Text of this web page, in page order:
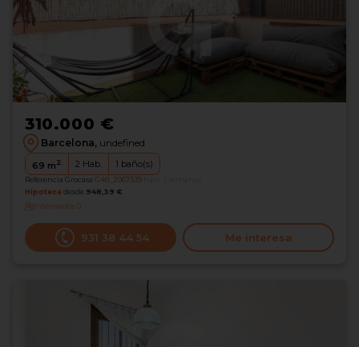
310.000 €
Barcelona, undefined
69 m2 2 Hab. 1 baño(s)
Referencia Grocasa G40_2067339
Hipoteca desde 948,39 €
Interesados0
931 38 44 54 Me interesa